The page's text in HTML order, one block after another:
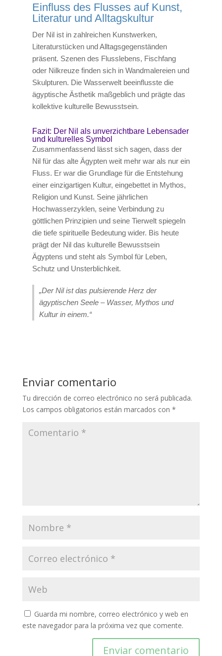
Einfluss des Flusses auf Kunst,
Literatur und Alltagskultur
Der Nil ist in zahlreichen Kunstwerken,
Literaturstücken und Alltagsgegenständen
präsent. Szenen des Flusslebens, Fischfang
oder Nilkreuze finden sich in Wandmalereien und
Skulpturen. Die Wasserwelt beeinflusste die
ägyptische Ästhetik maßgeblich und prägte das
kollektive kulturelle Bewusstsein.
Fazit: Der Nil als unverzichtbare Lebensader
und kulturelles Symbol
Zusammenfassend lässt sich sagen, dass der
Nil für das alte Ägypten weit mehr war als nur ein
Fluss. Er war die Grundlage für die Entstehung
einer einzigartigen Kultur, eingebettet in Mythos,
Religion und Kunst. Seine jährlichen
Hochwasserzyklen, seine Verbindung zu
göttlichen Prinzipien und seine Tierwelt spiegeln
die tiefe spirituelle Bedeutung wider. Bis heute
prägt der Nil das kulturelle Bewusstsein
Ägyptens und steht als Symbol für Leben,
Schutz und Unsterblichkeit.
„Der Nil ist das pulsierende Herz der
ägyptischen Seele – Wasser, Mythos und
Kultur in einem.“
Enviar comentario
Tu dirección de correo electrónico no será publicada.
Los campos obligatorios están marcados con *
Guarda mi nombre, correo electrónico y web en
este navegador para la próxima vez que comente.